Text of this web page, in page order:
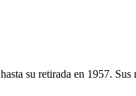
su retirada en 1957.